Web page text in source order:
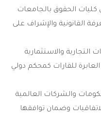
الحقوق بالجامعات
القانونية والإشراف على
التجارية والاستثمارية
للقارات كمحكم دولي
والشركات العالمية
وضمان توافقها